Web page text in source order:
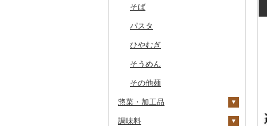
山形牛
常陸牛
上州牛
飛騨牛
近江牛
神戸牛・神戸ビーフ
但馬牛
赤鶏さつま
その他鶏肉
あさり
しじみ
サザエ
はまぐり
その他貝
マグロ
イワシ
カツオ
金目鯛
クエ
くじら
サバ
イカ
タコ
海苔・海藻
海苔
わかめ
ひじき
その他海苔・海藻
干物
ししゃも
その他干物
その他魚介・加工品
しらす・ちりめん
かまぼこ・練り製品
その他魚介・加工品
さがびより
あきたこまち
ひとめぼれ
ミルキークィーン
ななつぼし
その他米
洋梨・ラフランス
みかん・柑橘
みかん
レモン
不知火・デコポン
せとか
文旦
まどんな
すいか
キウイ
柿（カキ）
ドライフルーツ
干し柿
干し芋
その他果物
びわ
大根
自然薯
レンコン
にんにく・生姜
その他根菜
豆
きのこ
しいたけ
松茸
その他きのこ
その他野菜
山菜
かぼちゃ
茄子
レタス
吟醸
その他日本酒
米焼酎
黒糖焼酎
その他焼酎
ワイン
白ワイン
赤ワイン
シャンパン・スパーク
ウイスキー
リキュール・洋酒
甘酒
ノンアルコール
その他酒
粉
ドリップ
茶葉・ティーバッグ
静岡茶
足柄茶
知覧茶
八女茶
その他茶
りんごジュース
みかんジュース（オレ
紅茶
飲料
茶葉・ティーバッグ
その他飲料・ジュース
野菜ジュース
炭酸飲料
豆乳
その他飲料・ジュース
プリン
ゼリー
チョコレート
カステラ
アイス・ジェラート
その他洋菓子
煎餅・おかき
そば
パスタ
ひやむぎ
そうめん
その他麺
惣菜・加工品
惣菜
調味料